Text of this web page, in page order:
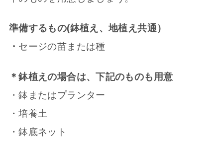
準備するもの(鉢植え、地植え共通）
・ セージの苗または種
＊鉢植えの場合は、下記のものも用意
・鉢またはプランター
・培養土
・鉢底ネット